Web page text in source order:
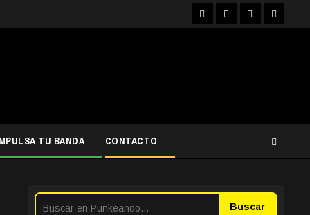
FacebookInstagram
YouTubeTwitter
TU BANDA CONTACTO
Buscar